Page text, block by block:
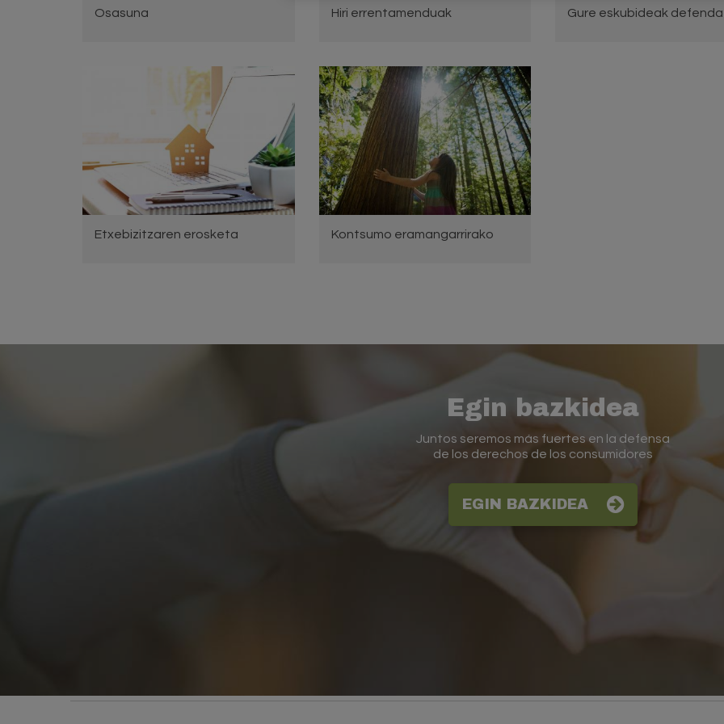
Osasuna Hiri errentamenduak Gure eskubideak
Etxebizitzaren erosketa Kontsumo eramangarrirako
Egin bazkidea
Juntos seremos más fuertes en la defensa
de los derechos de los consumidores
EGIN BAZKIDEA